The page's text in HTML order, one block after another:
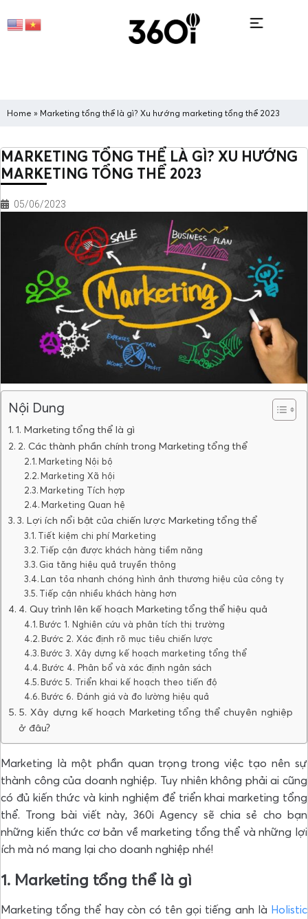
Home » Marketing tổng thể là gì? Xu hướng marketing tổng thể 2023
MARKETING TỔNG THỂ LÀ GÌ? XU HƯỚNG
MARKETING TỔNG THỂ 2023
05/06/2023
Nội Dung
1. Marketing tổng thể là gì
2. Các thành phần chính trong Marketing tổng thể
Marketing Nội bộ
Marketing Xã hội
Marketing Tích hợp
Marketing Quan hệ
3. Lợi ích nổi bật của chiến lược Marketing tổng thể
Tiết kiệm chi phí Marketing
Tiếp cận được khách hàng tiềm năng
Gia tăng hiệu quả truyền thông
Lan tỏa nhanh chóng hình ảnh thương hiệu của công ty
Tiếp cận nhiều khách hàng hơn
4. Quy trình lên kế hoạch Marketing tổng thể hiệu quả
Bước 1. Nghiên cứu và phân tích thị trường
Bước 2. Xác định rõ mục tiêu chiến lược
Bước 3. Xây dựng kế hoạch marketing tổng thể
Bước 4. Phân bổ và xác định ngân sách
Bước 5. Triển khai kế hoạch theo tiến độ
Bước 6. Đánh giá và đo lường hiệu quả
5. Xây dựng kế hoạch Marketing tổng thể chuyên nghiệp
ở đâu?
Marketing là một phần quan trọng trong việc tạo nên sự
thành công của doanh nghiệp. Tuy nhiên không phải ai cũng
có đủ kiến thức và kinh nghiệm để triển khai marketing tổng
thể. Trong bài viết này, 360i Agency sẽ chia sẻ cho bạn
những kiến thức cơ bản về marketing tổng thể và những lợi
ích mà nó mang lại cho doanh nghiệp nhé!
1. Marketing tổng thể là gì
Marketing tổng thể hay còn có tên gọi tiếng anh là Holistic